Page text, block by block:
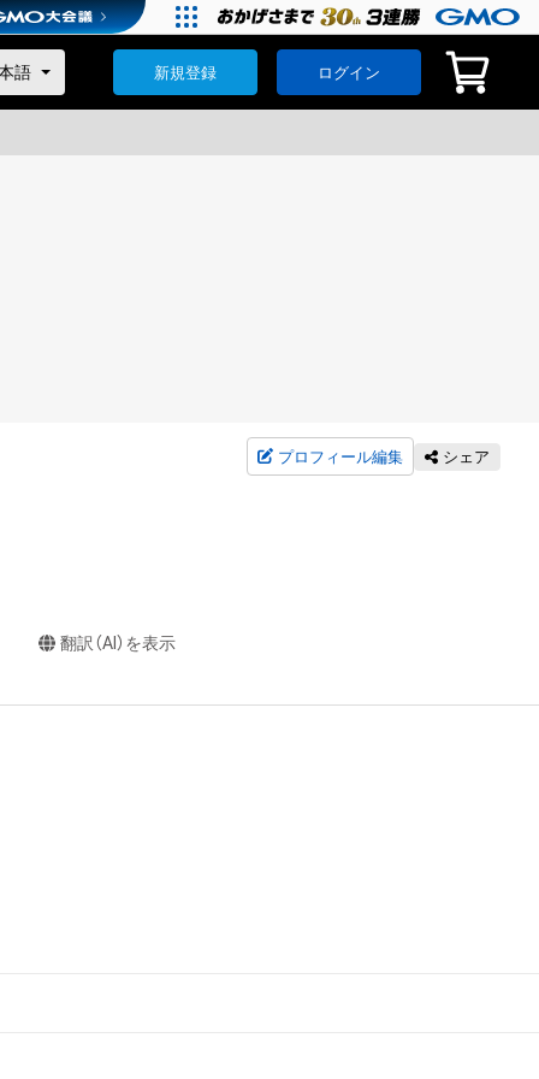
新規登録 ログイン
プロフィール編集 シェア
翻訳（AI）を表示